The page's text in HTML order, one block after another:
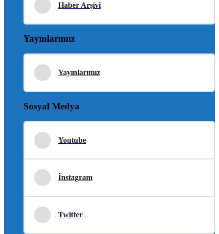
Haber Arşivi
Yayınlarımız
Yayınlarımız
Sosyal Medya
Youtube
İnstagram
Twitter